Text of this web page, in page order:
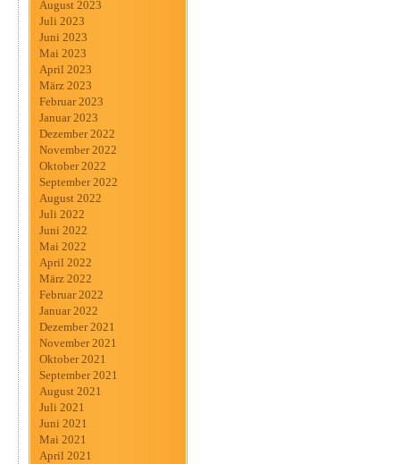
August 2023
Juli 2023
Juni 2023
Mai 2023
April 2023
März 2023
Februar 2023
Januar 2023
Dezember 2022
November 2022
Oktober 2022
September 2022
August 2022
Juli 2022
Juni 2022
Mai 2022
April 2022
März 2022
Februar 2022
Januar 2022
Dezember 2021
November 2021
Oktober 2021
September 2021
August 2021
Juli 2021
Juni 2021
Mai 2021
April 2021